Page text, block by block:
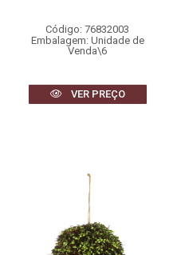
Código: 76832003
Embalagem: Unidade de
Venda\6
VER PREÇO